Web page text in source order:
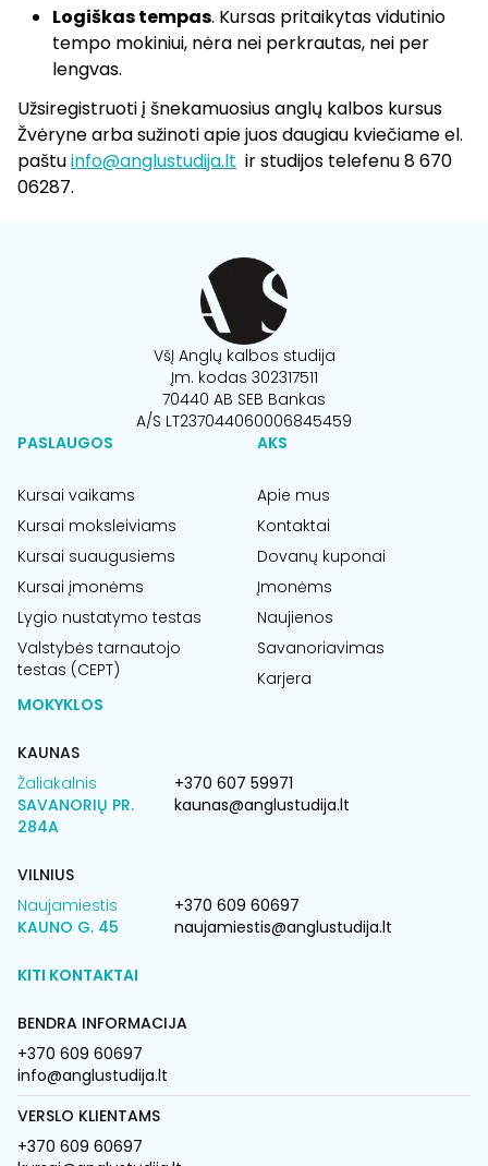
Logiškas tempas. Kursas pritaikytas vidutinio
tempo mokiniui, nėra nei perkrautas, nei per
lengvas.
Užsiregistruoti į šnekamuosius anglų kalbos kursus
Žvėryne arba sužinoti apie juos daugiau kviečiame el.
paštuinfo@anglustudija.lt ir studijos telefenu 8 670
06287.
VšĮ Anglų kalbos studija
Įm. kodas 302317511
70440 AB SEB Bankas
A/S LT237044060006845459
PASLAUGOS
Kursai vaikams
Kursai moksleiviams
Kursai suaugusiems
Kursai įmonėms
Lygio nustatymo testas
Valstybės tarnautojo
testas (CEPT)
AKS
Apie mus
Kontaktai
Dovanų kuponai
Įmonėms
Naujienos
Savanoriavimas
Karjera
MOKYKLOS
KAUNAS
Žaliakalnis
SAVANORIŲ PR.
284A
+370 607 59971
kaunas@anglustudija.lt
VILNIUS
Naujamiestis
KAUNO G. 45
+370 609 60697
naujamiestis@anglustudija.lt
KITI KONTAKTAI
BENDRA INFORMACIJA
+370 609 60697
info@anglustudija.lt
VERSLO KLIENTAMS
+370 609 60697